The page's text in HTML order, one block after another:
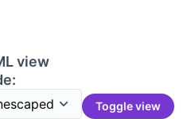
view
Toggle view